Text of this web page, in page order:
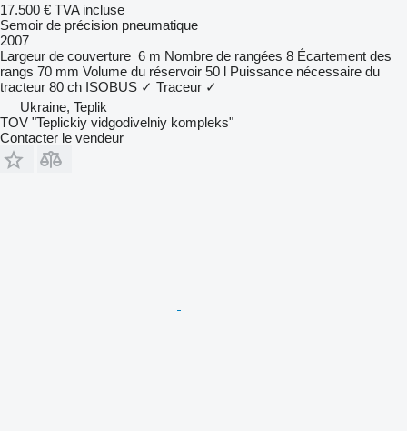
17.500 € TVA incluse
Semoir de précision pneumatique
2007
Largeur de couverture 6 m Nombre de rangées 8 Écartement des
rangs 70 mm Volume du réservoir 50 l Puissance nécessaire du
tracteur 80 ch ISOBUS ✓ Traceur ✓
Ukraine, Teplik
TOV "Teplickiy vidgodivelniy kompleks"
Contacter le vendeur